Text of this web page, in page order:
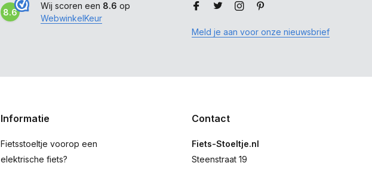
8.6
Wij scoren een 8.6 op
WebwinkelKeur
Meld je aan voor onze nieuwsbrief
Informatie
Fietsstoeltje voorop een
elektrische fiets?
Contact
Fiets-Stoeltje.nl
Steenstraat 19